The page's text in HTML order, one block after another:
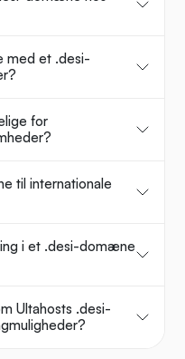
med et .desi-
for
til internationale
i et .desi-domæne
Ultahosts .desi-